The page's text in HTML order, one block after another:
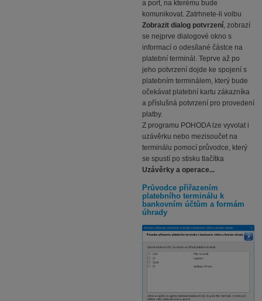
a port, na kterému bude
komunikovat. Zatrhnete-li volbu
Zobrazit dialog potvrzení, zobrazí
se nejprve dialogové okno s
informací o odesílané částce na
platební terminál. Teprve až po
jeho potvrzení dojde ke spojení s
platebním terminálem, který bude
očekávat platební kartu zákazníka
a příslušná potvrzení pro provedení
platby.
Z programu POHODA lze vyvolat i
uzávěrku nebo mezisoučet na
terminálu pomocí průvodce, který
se spustí po stisku tlačítka
Uzávěrky a operace...
Průvodce přiřazením
platebního terminálu k
bankovním účtům a formám
úhrady